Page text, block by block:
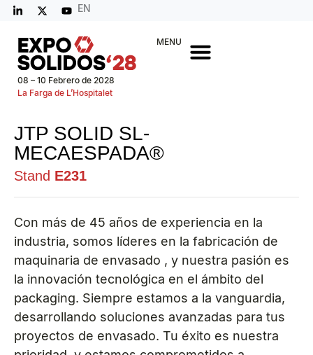
EN
08 – 10 Febrero de 2028
La Farga de L’Hospitalet
MENU
JTP SOLID SL-
MECAESPADA®
Stand E231
Con más de 45 años de experiencia en la
industria, somos líderes en la fabricación de
maquinaria de envasado , y nuestra pasión es
la innovación tecnológica en el ámbito del
packaging. Siempre estamos a la vanguardia,
desarrollando soluciones avanzadas para tus
proyectos de envasado. Tu éxito es nuestra